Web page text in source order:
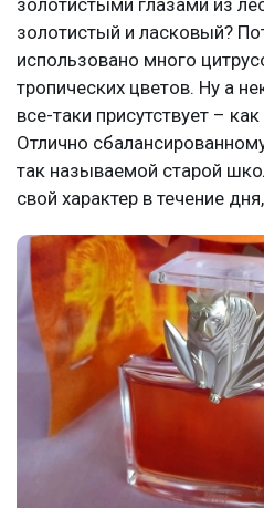
золотистыми глазами из
золотистый и ласковый?
использовано много
тропических цветов. Ну а
все-таки присутствует –
Отлично
так называемой старой
свой характер в течение